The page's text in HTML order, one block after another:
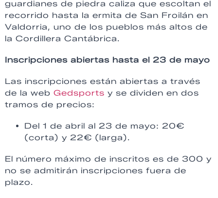
guardianes de piedra caliza que escoltan el
recorrido hasta la ermita de San Froilán en
Valdorria, uno de los pueblos más altos de
la Cordillera Cantábrica.
Inscripciones abiertas hasta el 23 de mayo
Las inscripciones están abiertas a través
de la web Gedsports y se dividen en dos
tramos de precios:
Del 1 de abril al 23 de mayo: 20€
(corta) y 22€ (larga).
El número máximo de inscritos es de 300 y
no se admitirán inscripciones fuera de
plazo.